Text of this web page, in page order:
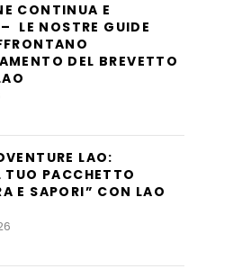
CONTINUA E
LE NOSTRE GUIDE
DEL BREVETTO
LAO:
TUO PACCHETTO
E SAPORI” CON LAO